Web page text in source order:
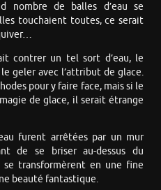
nombre de balles d’eau se
touchaient toutes, ce serait
contrer un tel sort d’eau, le
geler avec l’attribut de glace.
pour y faire face, mais si le
de glace, il serait étrange
furent arrêtées par un mur
de se briser au-dessus du
se transformèrent en une fine
beauté fantastique.